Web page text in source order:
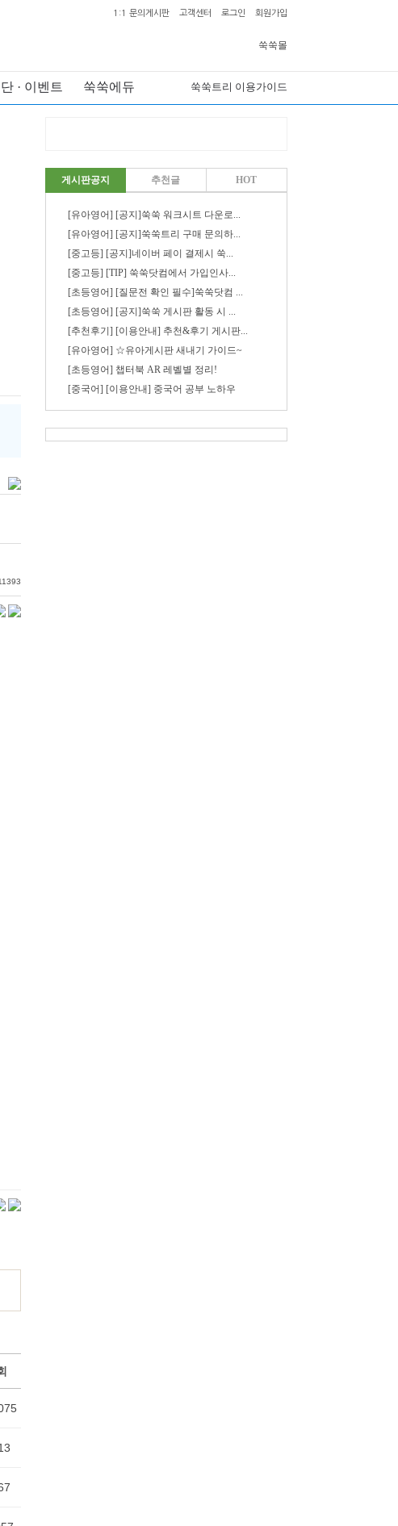
1:1 문의게시판 고객센터 로그인 회원가입
쑥쑥몰
· 이벤트 쑥쑥에듀 쑥쑥트리 이용가이드
게시판공지 추천글 HOT
[유아영어] [공지]쑥쑥 워크시트 다운로...
[유아영어] [공지]쑥쑥트리 구매 문의하...
[중고등] [공지]네이버 페이 결제시 쑥...
[중고등] [TIP] 쑥쑥닷컴에서 가입인사...
[초등영어] [질문전 확인 필수]쑥쑥닷컴 ...
[초등영어] [공지]쑥쑥 게시판 활동 시 ...
[추천후기] [이용안내] 추천&후기 게시판...
[유아영어] ☆유아게시판 새내기 가이드~
[초등영어] 챕터북 AR 레벨별 정리!
[중국어] [이용안내] 중국어 공부 노하우